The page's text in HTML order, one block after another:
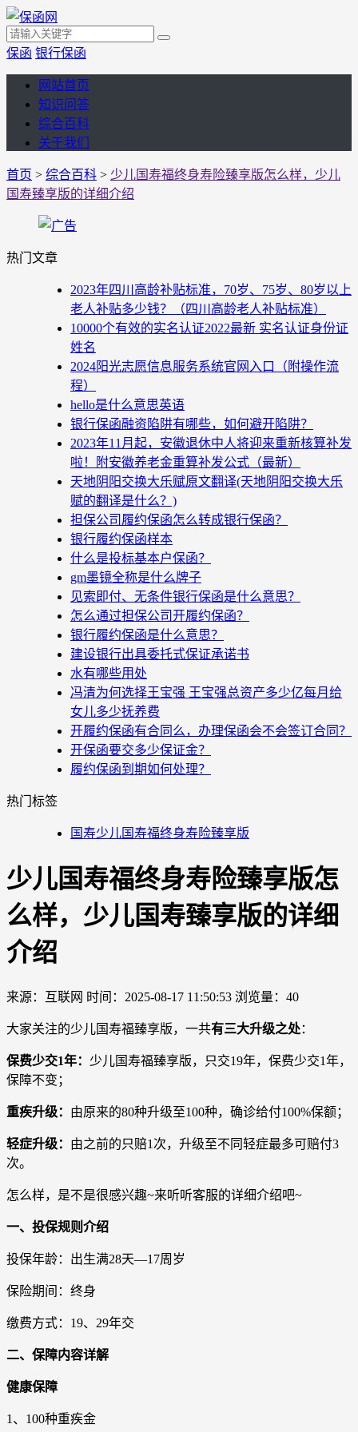
保函 银行保函
网站首页
知识问答
综合百科
关于我们
首页 > 综合百科 > 少儿国寿福终身寿险臻享版怎么样，少儿
国寿臻享版的详细介绍
热门文章
2023年四川高龄补贴标准，70岁、75岁、80岁以上
老人补贴多少钱？（四川高龄老人补贴标准）
10000个有效的实名认证2022最新 实名认证身份证
姓名
2024阳光志愿信息服务系统官网入口（附操作流
程）
hello是什么意思英语
银行保函融资陷阱有哪些，如何避开陷阱？
2023年11月起，安徽退休中人将迎来重新核算补发
啦！附安徽养老金重算补发公式（最新）
天地阴阳交换大乐赋原文翻译(天地阴阳交换大乐
赋的翻译是什么？)
担保公司履约保函怎么转成银行保函？
银行履约保函样本
什么是投标基本户保函？
gm墨镜全称是什么牌子
见索即付、无条件银行保函是什么意思？
怎么通过担保公司开履约保函？
银行履约保函是什么意思？
建设银行出具委托式保证承诺书
水有哪些用处
冯清为何选择王宝强 王宝强总资产多少亿每月给
女儿多少抚养费
开履约保函有合同么，办理保函会不会签订合同？
开保函要交多少保证金？
履约保函到期如何处理？
热门标签
国寿少儿国寿福终身寿险臻享版
少儿国寿福终身寿险臻享版怎
么样，少儿国寿臻享版的详细
介绍
来源：互联网 时间：2025-08-17 11:50:53 浏览量：40
大家关注的少儿国寿福臻享版，一共有三大升级之处：
保费少交1年： 少儿国寿福臻享版，只交19年，保费少交1年，
保障不变；
重疾升级： 由原来的80种升级至100种，确诊给付100%保额；
轻症升级： 由之前的只赔1次，升级至不同轻症最多可赔付3
次。
怎么样，是不是很感兴趣~来听听客服的详细介绍吧~
一、投保规则介绍
投保年龄：出生满28天—17周岁
保险期间：终身
缴费方式：19、29年交
二、保障内容详解
健康保障
1、100种重疾金